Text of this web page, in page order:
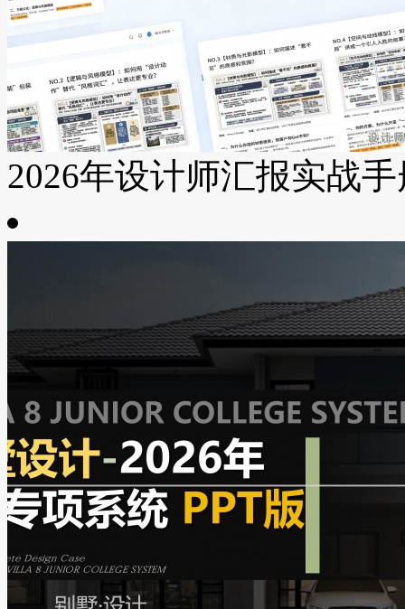
2026年设计师汇报实战